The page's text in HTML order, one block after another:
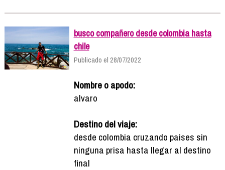
busco compañero desde colombia hasta
chile
Publicado el 28/07/2022
Nombre o apodo:
alvaro
Destino del viaje:
desde colombia cruzando paises sin
ninguna prisa hasta llegar al destino
final